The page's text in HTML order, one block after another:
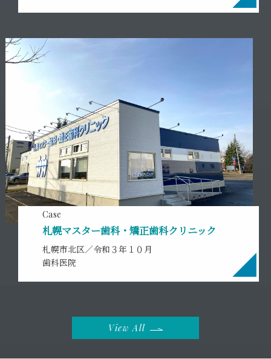
Case
札幌マスター歯科・矯正歯科クリニック
札幌市北区／令和３年１０月
歯科医院
View All